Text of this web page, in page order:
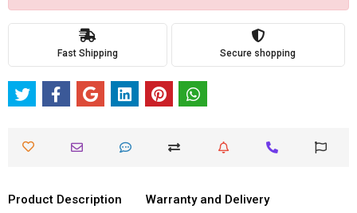
Fast Shipping Secure shopping
Product Description Warranty and Delivery